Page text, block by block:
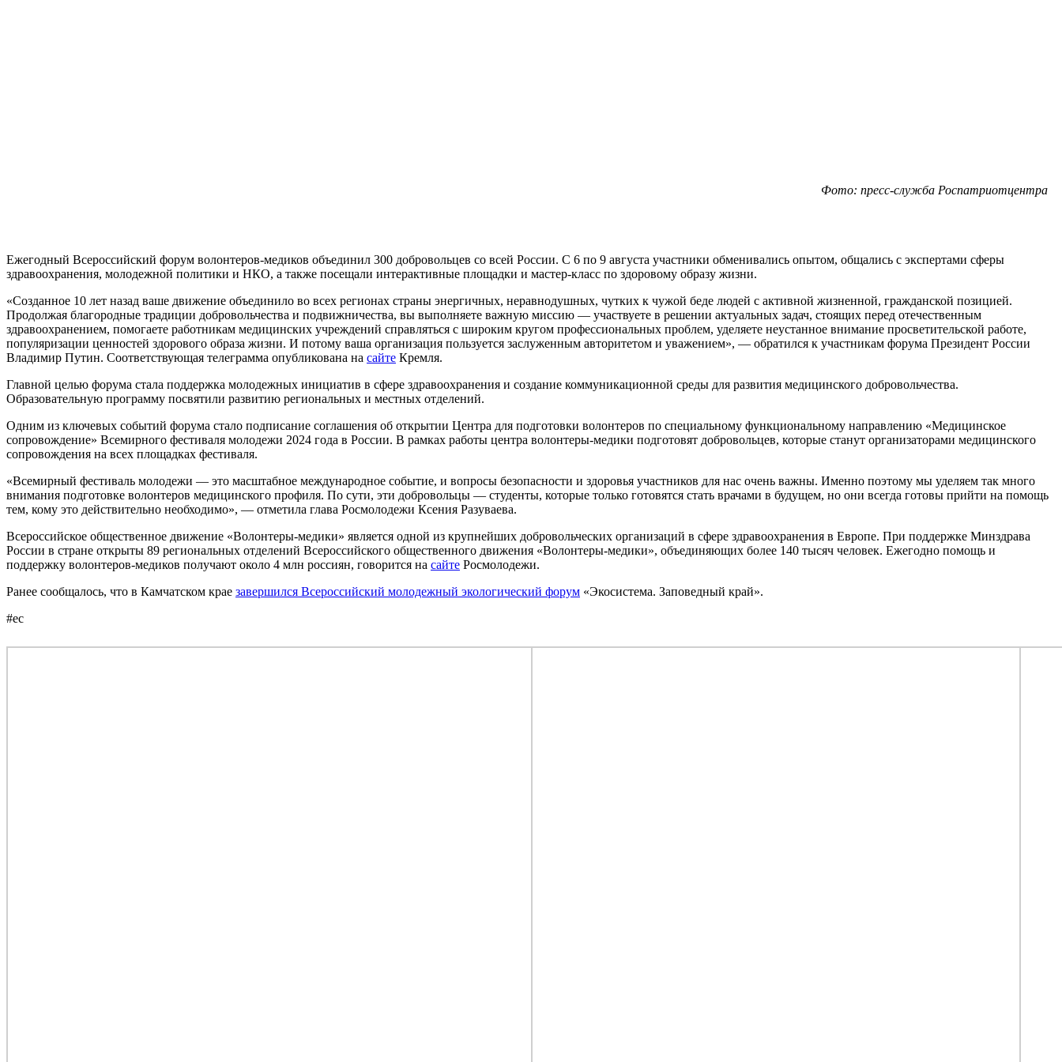
Фото: пресс-служба Роспатриотцентра
Ежегодный Всероссийский форум волонтеров-медиков объединил 300 добровольцев со всей России. С 6 по 9 августа участники обменивались опытом, общались с экспертами сферы
здравоохранения, молодежной политики и НКО, а также посещали интерактивные площадки и мастер-класс по здоровому образу жизни.
«Созданное 10 лет назад ваше движение объединило во всех регионах страны энергичных, неравнодушных, чутких к чужой беде людей с активной жизненной, гражданской позицией.
Продолжая благородные традиции добровольчества и подвижничества, вы выполняете важную миссию — участвуете в решении актуальных задач, стоящих перед отечественным
здравоохранением, помогаете работникам медицинских учреждений справляться с широким кругом профессиональных проблем, уделяете неустанное внимание просветительской работе,
популяризации ценностей здорового образа жизни. И потому ваша организация пользуется заслуженным авторитетом и уважением», — обратился к участникам форума Президент России
Владимир Путин. Соответствующая телеграмма опубликована на сайте Кремля.
Главной целью форума стала поддержка молодежных инициатив в сфере здравоохранения и создание коммуникационной среды для развития медицинского добровольчества.
Образовательную программу посвятили развитию региональных и местных отделений.
Одним из ключевых событий форума стало подписание соглашения об открытии Центра для подготовки волонтеров по специальному функциональному направлению «Медицинское
сопровождение» Всемирного фестиваля молодежи 2024 года в России. В рамках работы центра волонтеры-медики подготовят добровольцев, которые станут организаторами медицинского
сопровождения на всех площадках фестиваля.
«Всемирный фестиваль молодежи — это масштабное международное событие, и вопросы безопасности и здоровья участников для нас очень важны. Именно поэтому мы уделяем так много
внимания подготовке волонтеров медицинского профиля. По сути, эти добровольцы — студенты, которые только готовятся стать врачами в будущем, но они всегда готовы прийти на помощь
тем, кому это действительно необходимо», — отметила глава Росмолодежи Ксения Разуваева.
Всероссийское общественное движение «Волонтеры-медики» является одной из крупнейших добровольческих организаций в сфере здравоохранения в Европе. При поддержке Минздрава
России в стране открыты 89 региональных отделений Всероссийского общественного движения «Волонтеры-медики», объединяющих более 140 тысяч человек. Ежегодно помощь и
поддержку волонтеров-медиков получают около 4 млн россиян, говорится на сайте Росмолодежи.
Ранее сообщалось, что в Камчатском крае завершился Всероссийский молодежный экологический форум «Экосистема. Заповедный край».
#ес